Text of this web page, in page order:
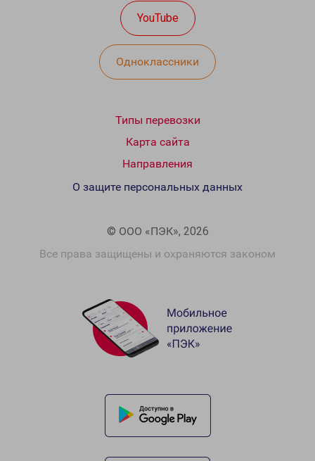
YouTube
Одноклассники
Типы перевозки
Карта сайта
Направления
© ООО «ПЭК», 2026
Все права защищены и охраняются законом
О защите персональных данных